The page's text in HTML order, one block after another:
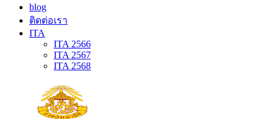
blog
ติดต่อเรา
ITA
ITA 2566
ITA 2567
ITA 2568